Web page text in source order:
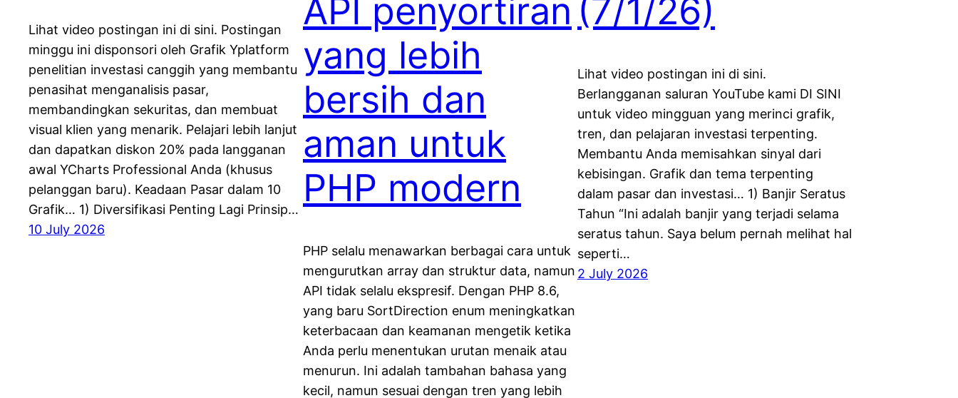
Lihat video postingan ini di sini. Postingan
minggu ini disponsori oleh Grafik Yplatform
penelitian investasi canggih yang membantu
penasihat menganalisis pasar,
membandingkan sekuritas, dan membuat
visual klien yang menarik. Pelajari lebih lanjut
dan dapatkan diskon 20% pada langganan
awal YCharts Professional Anda (khusus
pelanggan baru). Keadaan Pasar dalam 10
Grafik… 1) Diversifikasi Penting Lagi Prinsip…
10 July 2026
API penyortiran
yang lebih
bersih dan
aman untuk
PHP modern
PHP selalu menawarkan berbagai cara untuk
mengurutkan array dan struktur data, namun
API tidak selalu ekspresif. Dengan PHP 8.6,
yang baru SortDirection enum meningkatkan
keterbacaan dan keamanan mengetik ketika
Anda perlu menentukan urutan menaik atau
menurun. Ini adalah tambahan bahasa yang
kecil, namun sesuai dengan tren yang lebih
(7/1/26)
Lihat video postingan ini di sini.
Berlangganan saluran YouTube kami DI SINI
untuk video mingguan yang merinci grafik,
tren, dan pelajaran investasi terpenting.
Membantu Anda memisahkan sinyal dari
kebisingan. Grafik dan tema terpenting
dalam pasar dan investasi… 1) Banjir Seratus
Tahun “Ini adalah banjir yang terjadi selama
seratus tahun. Saya belum pernah melihat hal
seperti…
2 July 2026